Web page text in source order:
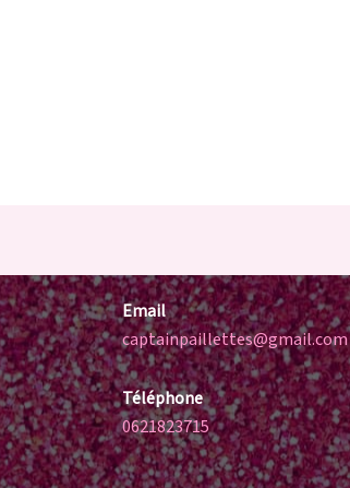
Email
captainpaillettes@gmail.com
Téléphone
0621823715